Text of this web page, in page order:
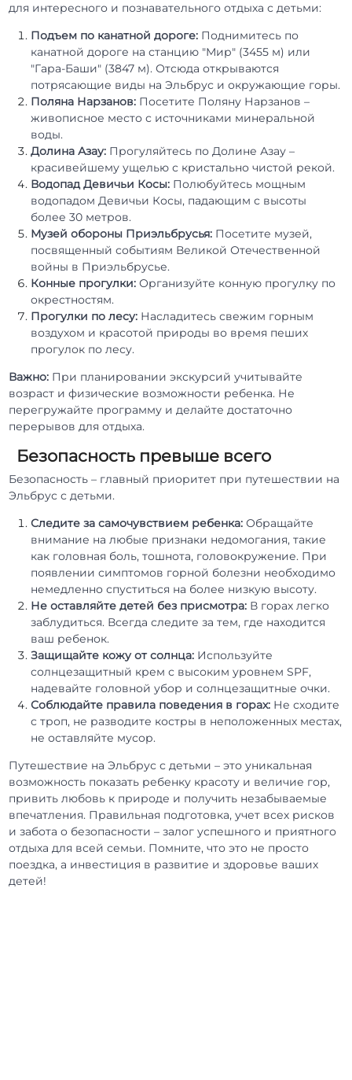
для интересного и познавательного отдыха с детьми:
Подъем по канатной дороге: Поднимитесь по
канатной дороге на станцию "Мир" (3455 м) или
"Гара-Баши" (3847 м). Отсюда открываются
потрясающие виды на Эльбрус и окружающие горы.
Поляна Нарзанов: Посетите Поляну Нарзанов –
живописное место с источниками минеральной
воды.
Долина Азау: Прогуляйтесь по Долине Азау –
красивейшему ущелью с кристально чистой рекой.
Водопад Девичьи Косы: Полюбуйтесь мощным
водопадом Девичьи Косы, падающим с высоты
более 30 метров.
Музей обороны Приэльбрусья: Посетите музей,
посвященный событиям Великой Отечественной
войны в Приэльбрусье.
Конные прогулки: Организуйте конную прогулку по
окрестностям.
Прогулки по лесу: Насладитесь свежим горным
воздухом и красотой природы во время пеших
прогулок по лесу.
Важно: При планировании экскурсий учитывайте
возраст и физические возможности ребенка. Не
перегружайте программу и делайте достаточно
перерывов для отдыха.
Безопасность превыше всего
Безопасность – главный приоритет при путешествии на
Эльбрус с детьми.
Следите за самочувствием ребенка: Обращайте
внимание на любые признаки недомогания, такие
как головная боль, тошнота, головокружение. При
появлении симптомов горной болезни необходимо
немедленно спуститься на более низкую высоту.
Не оставляйте детей без присмотра: В горах легко
заблудиться. Всегда следите за тем, где находится
ваш ребенок.
Защищайте кожу от солнца: Используйте
солнцезащитный крем с высоким уровнем SPF,
надевайте головной убор и солнцезащитные очки.
Соблюдайте правила поведения в горах: Не сходите
с троп, не разводите костры в неположенных местах,
не оставляйте мусор.
Путешествие на Эльбрус с детьми – это уникальная
возможность показать ребенку красоту и величие гор,
привить любовь к природе и получить незабываемые
впечатления. Правильная подготовка, учет всех рисков
и забота о безопасности – залог успешного и приятного
отдыха для всей семьи. Помните, что это не просто
поездка, а инвестиция в развитие и здоровье ваших
детей!